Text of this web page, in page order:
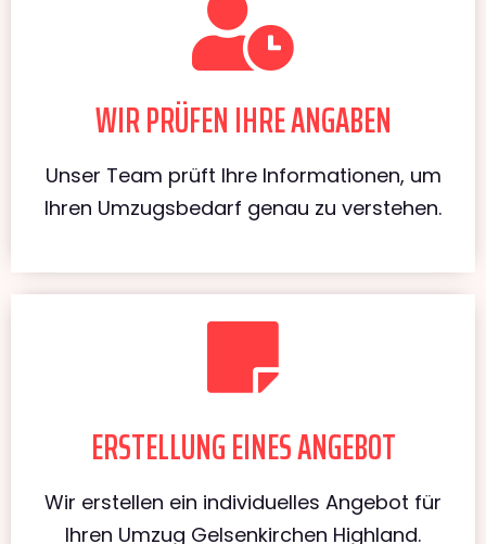
WIR PRÜFEN IHRE ANGABEN
Unser Team prüft Ihre Informationen, um
Ihren Umzugsbedarf genau zu verstehen.
ERSTELLUNG EINES ANGEBOT
Wir erstellen ein individuelles Angebot für
Ihren Umzug Gelsenkirchen Highland.